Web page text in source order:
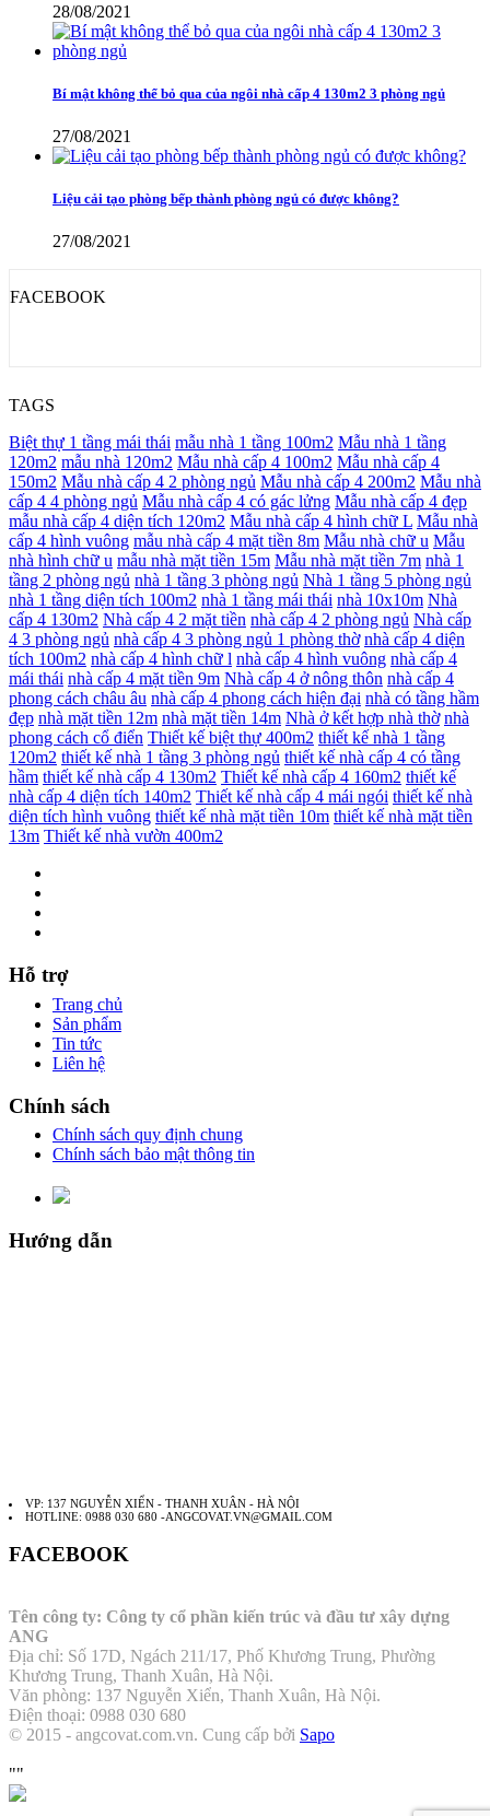
28/08/2021
Bí mật không thể bỏ qua của ngôi nhà cấp 4 130m2 3 phòng ngủ
27/08/2021
Liệu cải tạo phòng bếp thành phòng ngủ có được không?
27/08/2021
FACEBOOK
TAGS
Biệt thự 1 tầng mái thái mẫu nhà 1 tầng 100m2 Mẫu nhà 1 tầng
120m2 mẫu nhà 120m2 Mẫu nhà cấp 4 100m2 Mẫu nhà cấp 4
150m2 Mẫu nhà cấp 4 2 phòng ngủ Mẫu nhà cấp 4 200m2 Mẫu nhà
cấp 4 4 phòng ngủ Mẫu nhà cấp 4 có gác lửng Mẫu nhà cấp 4 đẹp
mẫu nhà cấp 4 diện tích 120m2 Mẫu nhà cấp 4 hình chữ L Mẫu nhà
cấp 4 hình vuông mẫu nhà cấp 4 mặt tiền 8m Mẫu nhà chữ u Mẫu
nhà hình chữ u mẫu nhà mặt tiền 15m Mẫu nhà mặt tiền 7m nhà 1
tầng 2 phòng ngủ nhà 1 tầng 3 phòng ngủ Nhà 1 tầng 5 phòng ngủ
nhà 1 tầng diện tích 100m2 nhà 1 tầng mái thái nhà 10x10m Nhà
cấp 4 130m2 Nhà cấp 4 2 mặt tiền nhà cấp 4 2 phòng ngủ Nhà cấp
4 3 phòng ngủ nhà cấp 4 3 phòng ngủ 1 phòng thờ nhà cấp 4 diện
tích 100m2 nhà cấp 4 hình chữ l nhà cấp 4 hình vuông nhà cấp 4
mái thái nhà cấp 4 mặt tiền 9m Nhà cấp 4 ở nông thôn nhà cấp 4
phong cách châu âu nhà cấp 4 phong cách hiện đại nhà có tầng hầm
đẹp nhà mặt tiền 12m nhà mặt tiền 14m Nhà ở kết hợp nhà thờ nhà
phong cách cổ điển Thiết kế biệt thự 400m2 thiết kế nhà 1 tầng
120m2 thiết kế nhà 1 tầng 3 phòng ngủ thiết kế nhà cấp 4 có tầng
hầm thiết kế nhà cấp 4 130m2 Thiết kế nhà cấp 4 160m2 thiết kế
nhà cấp 4 diện tích 140m2 Thiết kế nhà cấp 4 mái ngói thiết kế nhà
diện tích hình vuông thiết kế nhà mặt tiền 10m thiết kế nhà mặt tiền
13m Thiết kế nhà vườn 400m2
Hỗ trợ
Trang chủ
Sản phẩm
Tin tức
Liên hệ
Chính sách
Chính sách quy định chung
Chính sách bảo mật thông tin
Hướng dẫn
VP: 137 NGUYỄN XIỂN - THANH XUÂN - HÀ NỘI
HOTLINE: 0988 030 680 -ANGCOVAT.VN@GMAIL.COM
FACEBOOK
Tên công ty: Công ty cổ phần kiến trúc và đầu tư xây dựng
ANG
Địa chỉ: Số 17D, Ngách 211/17, Phố Khương Trung, Phường
Khương Trung, Thanh Xuân, Hà Nội.
Văn phòng: 137 Nguyễn Xiển, Thanh Xuân, Hà Nội.
Điện thoại: 0988 030 680
© 2015 - angcovat.com.vn. Cung cấp bởi Sapo
""